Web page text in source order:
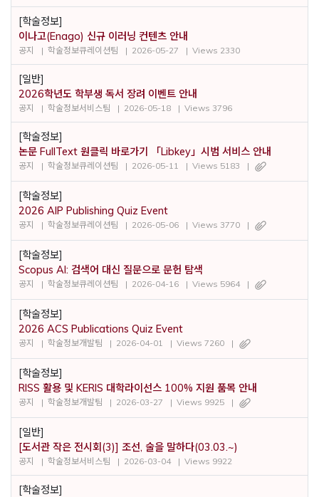
[학술정보]
이나고(Enago) 신규 이러닝 컨텐츠 안내
공지 학술정보큐레이션팀 2026-05-27 Views 2330
[일반]
2026학년도 학부생 독서 장려 이벤트 안내
공지 학술정보서비스팀 2026-05-18 Views 3796
[학술정보]
논문 FullText 원클릭 바로가기 「Libkey」시범 서비스 안내
공지 학술정보큐레이션팀 2026-05-11 Views 5183
[학술정보]
2026 AIP Publishing Quiz Event
공지 학술정보큐레이션팀 2026-05-06 Views 3770
[학술정보]
Scopus AI: 검색어 대신 질문으로 문헌 탐색
공지 학술정보큐레이션팀 2026-04-16 Views 5964
[학술정보]
2026 ACS Publications Quiz Event
공지 학술정보개발팀 2026-04-01 Views 7260
[학술정보]
RISS 활용 및 KERIS 대학라이선스 100% 지원 품목 안내
공지 학술정보개발팀 2026-03-27 Views 9925
[일반]
[도서관 작은 전시회(3)] 조선, 술을 말하다(03.03.~)
공지 학술정보서비스팀 2026-03-04 Views 9922
[학술정보]